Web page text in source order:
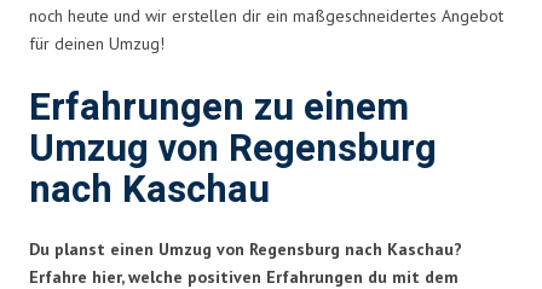
noch heute und wir erstellen dir ein maßgeschneidertes Angebot
für deinen Umzug!
Erfahrungen zu einem
Umzug von Regensburg
nach Kaschau
Du planst einen Umzug von Regensburg nach Kaschau?
Erfahre hier, welche positiven Erfahrungen du mit dem